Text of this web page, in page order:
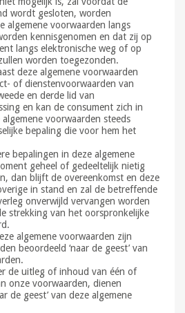
wordt gesloten, worden
algemene voorwaarden langs
kennisgenomen en dat zij op
langs elektronische weg of op
worden toegezonden.
deze algemene voorwaarden
of dienstenvoorwaarden van
en derde lid van
en kan de consument zich in
voorwaarden steeds
bepaling die voor hem het
bepalingen in deze algemene
geheel of gedeeltelijk nietig
dan blijft de overeenkomst en deze
in stand en zal de betreffende
onverwijld vervangen worden
strekking van het oorspronkelijke
algemene voorwaarden zijn
beoordeeld ‘naar de geest’ van
de uitleg of inhoud van één of
onze voorwaarden, dienen
de geest’ van deze algemene